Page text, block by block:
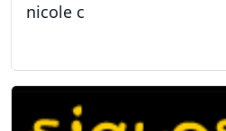
nicole c